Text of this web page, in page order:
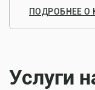
ПОДРОБНЕЕ О
Услуги